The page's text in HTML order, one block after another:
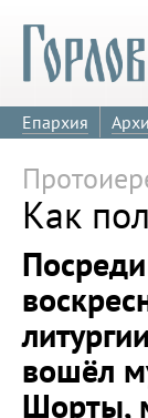
Епархия
Как
Посреди
вошёл
Шорты,